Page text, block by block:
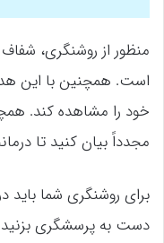
منظور از روشنگری،
است. همچنین با این
خود را مشاهده کند.
مجدداً بیان کنید تا
برای روشنگری شما باید
دست به پرسشگری